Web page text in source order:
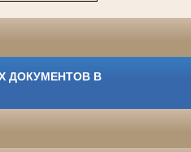
ДОКУМЕНТОВ В